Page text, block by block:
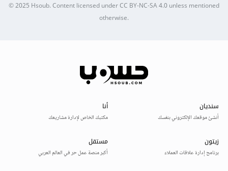
© 2025Hsoub.Content licensed underCC BY-NC-SA 4.0unless mentioned
otherwise.